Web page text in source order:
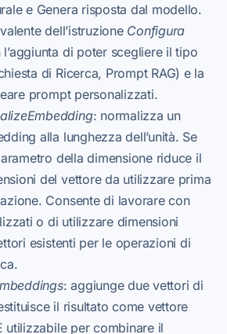
e Genera risposta dal modello.
dell’istruzione Configura
di poter scegliere il tipo
di Ricerca, Prompt RAG) e la
prompt personalizzati.
: normalizza un
alla lunghezza dell’unità. Se
della dimensione riduce il
del vettore da utilizzare prima
Consente di lavorare con
o di utilizzare dimensioni
esistenti per le operazioni di
: aggiunge due vettori di
il risultato come vettore
utilizzabile per combinare il